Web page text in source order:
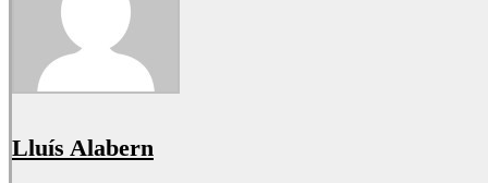
Lluís Alabern